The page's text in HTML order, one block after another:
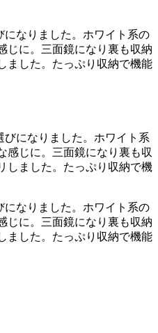
なりました。ホワイト系の
じに。三面鏡になり裏も収納
ました。たっぷり収納で機能
なりました。ホワイト系の
じに。三面鏡になり裏も収納
ました。たっぷり収納で機能